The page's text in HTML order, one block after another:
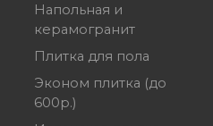
Напольная и
керамогранит
Плитка для пола
Эконом плитка (до
600р.)